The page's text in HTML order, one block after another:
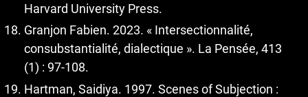
Harvard University Press.
Granjon Fabien. 2023. « Intersectionnalité,
consubstantialité, dialectique ». La Pensée, 413
(1) : 97-108.
Hartman, Saidiya. 1997. Scenes of Subjection :